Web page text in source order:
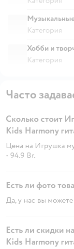
Категория
Хобби и
Категория
Часто
Сколько стоит
Kids Harmony
Цена на Игрушка
- 94.9 Br.
Есть ли фото
Да, у нас вы
Есть ли скидки
Kids Harmony